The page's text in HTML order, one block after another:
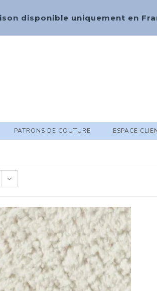
disponible uniquement en
PATRONS DE COUTURE ESPACE